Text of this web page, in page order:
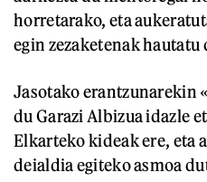
horretarako, eta
egin zezaketenak hautatu
Jasotako erantzunarekin
du Garazi Albizua idazle
Elkarteko kideak ere, eta
deialdia egiteko asmoa